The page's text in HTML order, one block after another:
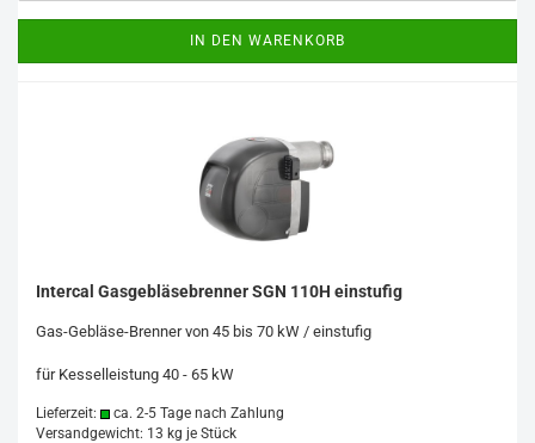
IN DEN WARENKORB
Intercal Gasgebläsebrenner SGN 110H einstufig
Gas-Gebläse-Brenner von 45 bis 70 kW / einstufig
für Kesselleistung 40 - 65 kW
Lieferzeit:
ca. 2-5 Tage nach Zahlung
Versandgewicht: 13 kg je Stück